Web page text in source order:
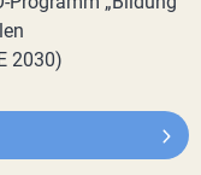
2030)